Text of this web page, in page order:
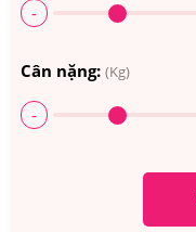
-
Cân nặng: (Kg)
-